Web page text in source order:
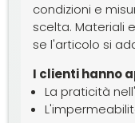
condizioni e
scelta. Materiali
se l'articolo si
I clienti hanno
La praticità